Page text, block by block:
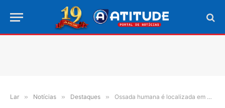
Lar » Notícias » Destaques » Ossada humana é localizada em zona rural de Gurupi